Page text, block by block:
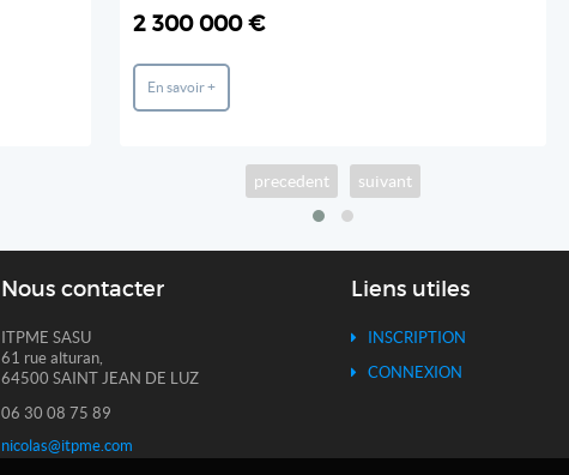
2 300 000 €
En savoir +
precedent suivant
Nous contacter
ITPME SASU
61 rue alturan,
64500 SAINT JEAN DE LUZ
06 30 08 75 89
nicolas@itpme.com
Liens utiles
INSCRIPTION
CONNEXION